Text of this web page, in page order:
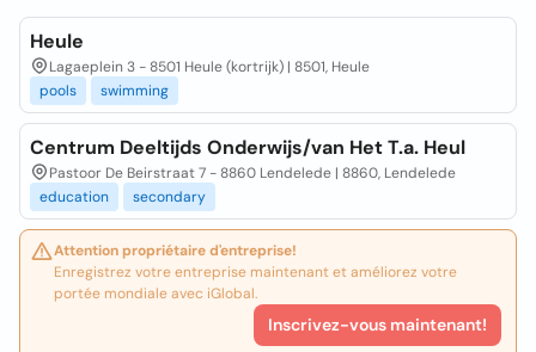
Heule
Lagaeplein 3 - 8501 Heule (kortrijk) | 8501, Heule
pools
swimming
Centrum Deeltijds Onderwijs/van Het T.a. Heul
Pastoor De Beirstraat 7 - 8860 Lendelede | 8860, Lendelede
education
secondary
Attention propriétaire d'entreprise!
Enregistrez votre entreprise maintenant et améliorez votre
portée mondiale avec iGlobal.
Inscrivez-vous maintenant!